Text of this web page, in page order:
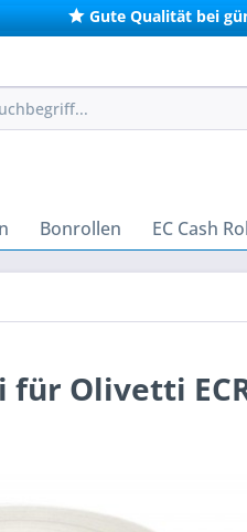
Gute Qualität bei
Bonrollen EC Cash
Olivetti